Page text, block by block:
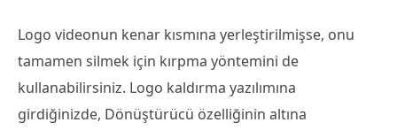
Logo videonun kenar kısmına yerleştirilmişse, onu
tamamen silmek için kırpma yöntemini de
kullanabilirsiniz. Logo kaldırma yazılımına
girdiğinizde, Dönüştürücü özelliğinin altına